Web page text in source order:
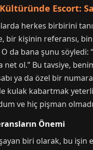
Escort:
herkes birbirini
bir kişinin referansı,
da bana şunu söyledi:
net ol.” Bu tavsiye,
ya da özel bir
kulak kabartmak yeterli
ve hiç pişman
Önemi
biri olarak, bu işin